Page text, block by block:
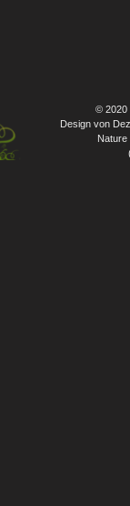
© 2020
Design von
Nature